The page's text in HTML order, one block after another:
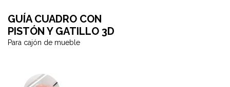
GUÍA CUADRO CON
PISTÓN Y GATILLO 3D
Para cajón de mueble